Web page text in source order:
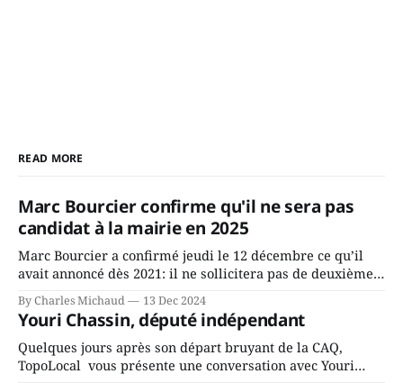
READ MORE
Marc Bourcier confirme qu'il ne sera pas
candidat à la mairie en 2025
Marc Bourcier a confirmé jeudi le 12 décembre ce qu’il
avait annoncé dès 2021: il ne sollicitera pas de deuxième
fait l’annonce en s’adressant aux employés de la ville,
rassemblés en soirée pour leur traditionnel souper
By Charles Michaud 13 Dec 2024
Youri Chassin, député indépendant
Quelques jours après son départ bruyant de la CAQ,
TopoLocal vous présente une conversation avec Youri